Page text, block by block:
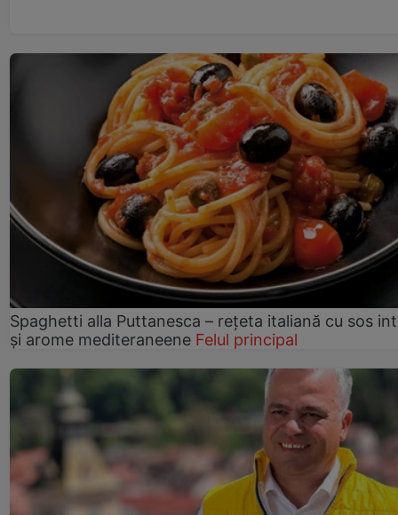
Spaghetti alla Puttanesca – rețeta italiană cu sos
și arome mediteraneene Felul principal